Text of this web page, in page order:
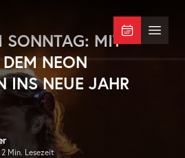
Menü
SONNTAG: MIT
NEON
INS NEUE JAHR
2 Min. Lesezeit